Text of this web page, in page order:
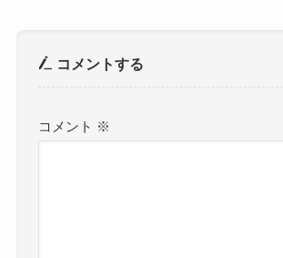
コメントする
コメント ※